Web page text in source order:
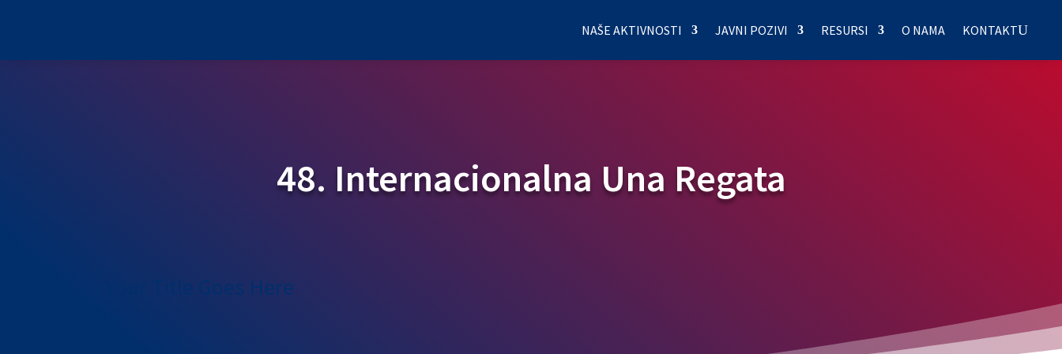
NAŠE AKTIVNOSTI JAVNI POZIVI RESURSI O NAMA KONTAKT
48. Internacionalna Una Regata
Your Title Goes Here